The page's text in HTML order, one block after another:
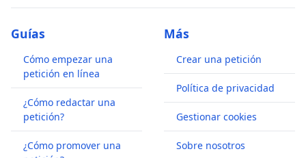
Guías
Cómo empezar una
petición en línea
¿Cómo redactar una
petición?
¿Cómo promover una
Más
Crear una petición
Política de privacidad
Gestionar cookies
Sobre nosotros